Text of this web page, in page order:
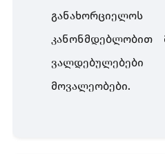
განახორციელოს
კანონმდებლობით
მოვალეობები.